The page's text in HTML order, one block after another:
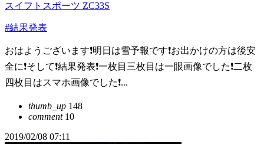
スイフトスポーツ ZC33S
#結果発表
おはようございます❗️明日は雪予報です❗️お出かけの方は後安
全に❗️そして❗️結果発表❗️一枚目三枚目は一眼画像でした❗️二枚
四枚目はスマホ画像でした❗️...
thumb_up 148
comment10
2019/02/08 07:11